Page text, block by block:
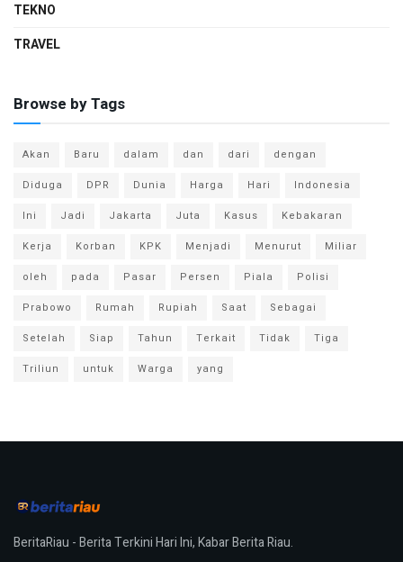
TEKNO
TRAVEL
Browse by Tags
Akan Baru dalam dan dari
dengan
Diduga
DPR Dunia Harga Hari
Indonesia
Ini
Jadi Jakarta Juta Kasus
Kebakaran
Kerja
Korban KPK Menjadi Menurut
Miliar
oleh
pada Pasar Persen Piala
Polisi
Prabowo
Rumah Rupiah Saat
Sebagai
Setelah
Siap Tahun Terkait Tidak
Tiga
Triliun
untuk Warga yang
BeritaRiau - Berita Terkini Hari Ini, Kabar Berita Riau.